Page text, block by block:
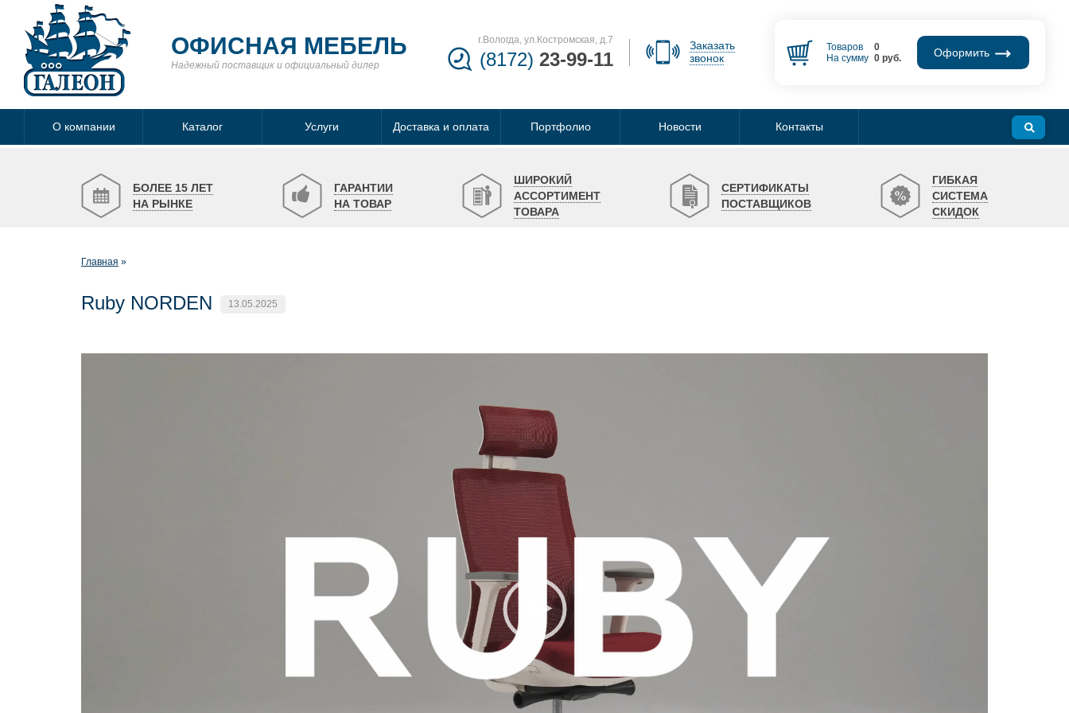
ОФИСНАЯ МЕБЕЛЬ
Надежный поставщик и официальный дилер
г.Вологда, ул.Костромская, д.7
(8172) 23-99-11
Заказать
звонок
Товаров
0
На сумму 0руб. Оформить
О компании Каталог Услуги Доставка и оплата Портфолио Новости Контакты
БОЛЕЕ 15 ЛЕТ
НА РЫНКЕ
ГАРАНТИИ
НА ТОВАР
ШИРОКИЙ
АССОРТИМЕНТ
ТОВАРА
СЕРТИФИКАТЫ
ПОСТАВЩИКОВ
ГИБКАЯ
СИСТЕМА
СКИДОК
Главная
Ruby NORDEN 13.05.2025